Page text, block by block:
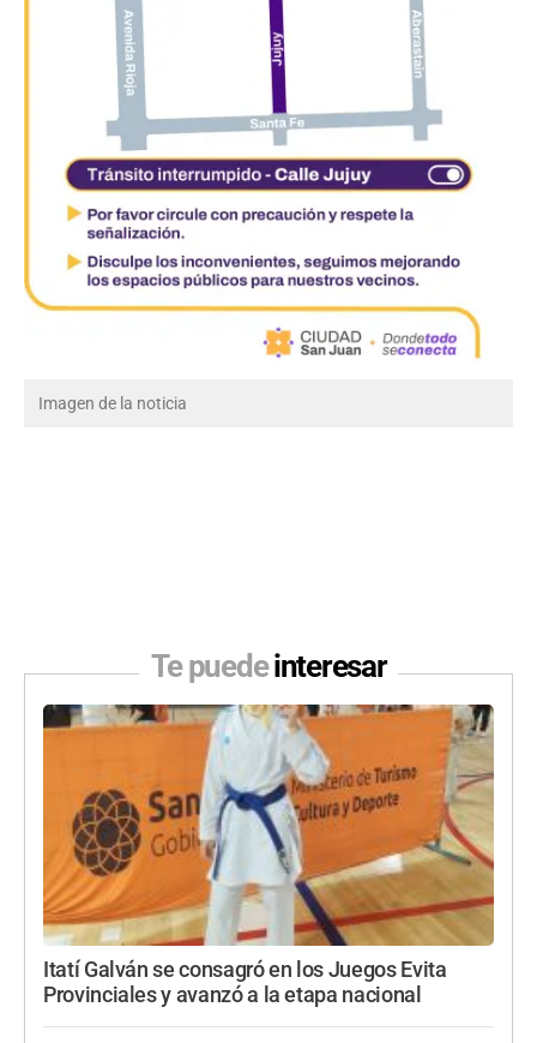
Imagen de la noticia
Te puedeinteresar
Itatí Galván se consagró en los Juegos Evita
Provinciales y avanzó a la etapa nacional